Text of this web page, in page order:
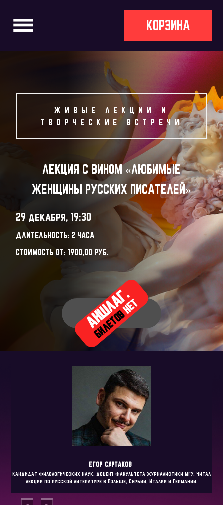
КОРЗИНА
ЖИВЫЕ ЛЕКЦИИ И
ТВОРЧЕСКИЕ ВСТРЕЧИ
ЛЕКЦИЯ С ВИНОМ «ЛЮБИМЫЕ
ЖЕНЩИНЫ РУССКИХ ПИСАТЕЛЕЙ»
29 декабря, 19:30
ДЛИТЕЛЬНОСТЬ: 2 ЧАСА
СТОИМОСТЬ ОТ:1900,00 РУБ.
АНШЛАГ.
БИЛЕТОВ
НЕТ
ЕГОР САРТАКОВ
Кандидат филологических наук, доцент факультета журналистики МГУ. Читал
лекции по русской литературе в Польше, Сербии, Италии и Германии.